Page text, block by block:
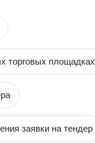
торговых площадках
заявки на тендер